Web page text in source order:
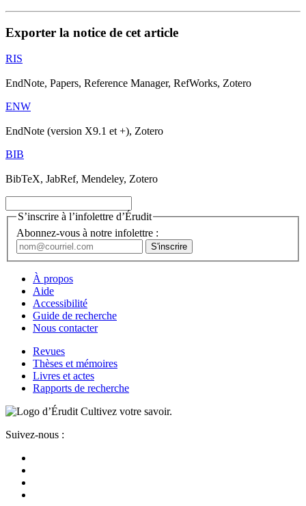
Exporter la notice de cet article
RIS
EndNote, Papers, Reference Manager, RefWorks, Zotero
ENW
EndNote (version X9.1 et +), Zotero
BIB
BibTeX, JabRef, Mendeley, Zotero
S’inscrire à l’infolettre d’Érudit
Abonnez-vous à notre infolettre :
À propos
Aide
Accessibilité
Guide de recherche
Nous contacter
Revues
Thèses et mémoires
Livres et actes
Rapports de recherche
Cultivez votre savoir.
Suivez-nous :